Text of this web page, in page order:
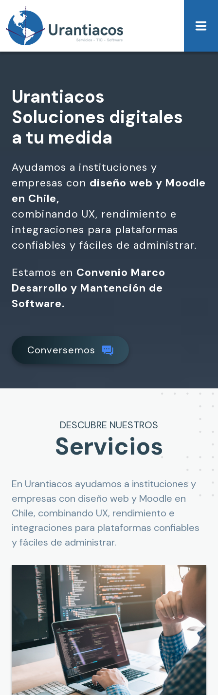
Skip to main content
Urantiacos
Soluciones digitales
a tu medida
Ayudamos a instituciones y
empresas con diseño web y Moodle
en Chile,
combinando UX, rendimiento e
integraciones para plataformas
confiables y fáciles de administrar.
Estamos en Convenio Marco
Desarrollo y Mantención de
Software.
Conversemos
DESCUBRE NUESTROS
Servicios
En Urantiacos ayudamos a instituciones y
empresas con diseño web y Moodle en
Chile, combinando UX, rendimiento e
integraciones para plataformas confiables
y fáciles de administrar.